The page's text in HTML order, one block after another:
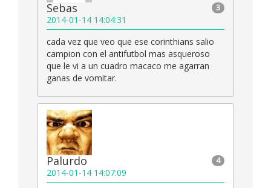
3
Sebas
2014-01-14 14:04:31
cada vez que veo que ese corinthians salio
campion con el antifutbol mas asqueroso
que le vi a un cuadro macaco me agarran
ganas de vomitar.
4
Palurdo
2014-01-14 14:07:09